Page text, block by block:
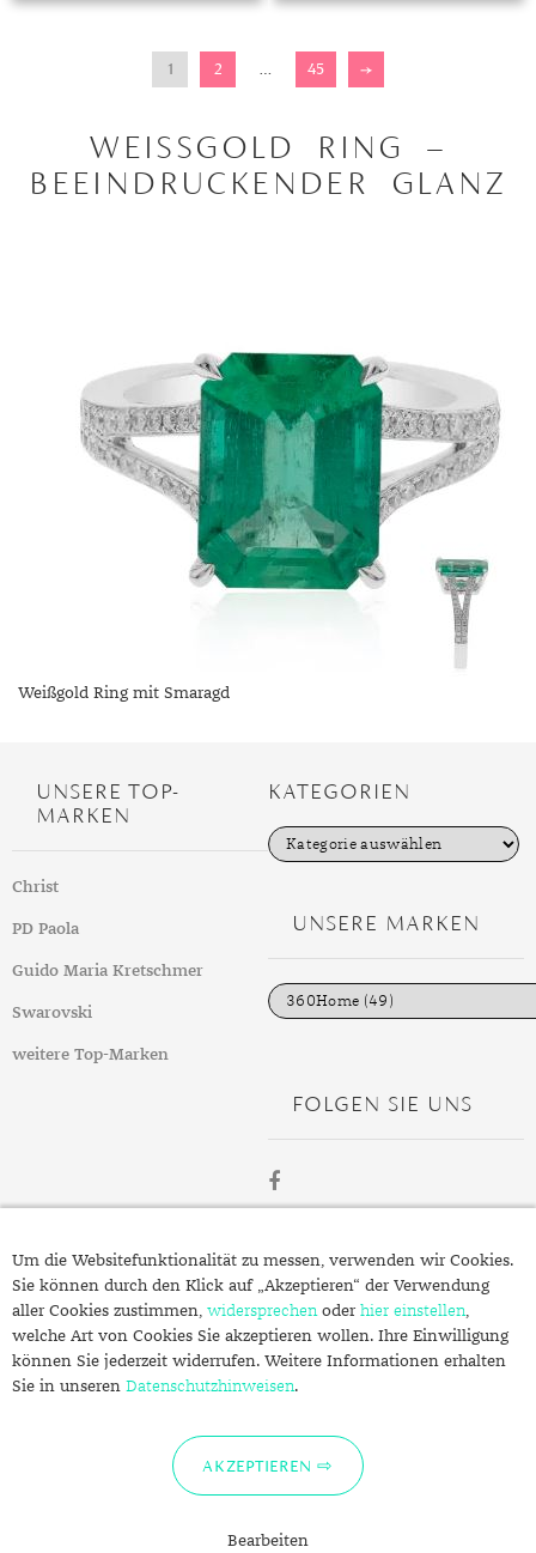
1 2 … 45 →
WEISSGOLD RING – B
EEINDRUCKENDER GLANZ
Weißgold Ring mit Smaragd
UNSERE TOP-
MARKEN
Christ
PD Paola
Guido Maria Kretschmer
Swarovski
weitere Top-Marken
KATEGORIEN
K
a
e
n
UNSERE MARKEN
FOLGEN SIE UNS
SCHMUCK.DE
Fragen zu Ihrer Bestellung?
Kontakt
Um die Websitefunktionalität zu messen, verwenden wir Cookies.
Sie können durch den Klick auf „Akzeptieren“ der Verwendung
aller Cookies zustimmen, widersprechenoder hier einstellen,
welche Art von Cookies Sie akzeptieren wollen. Ihre Einwilligung
können Sie jederzeit widerrufen. Weitere Informationen erhalten
Sie in unseren Datenschutzhinweisen.
AKZEPTIEREN
Bearbeiten